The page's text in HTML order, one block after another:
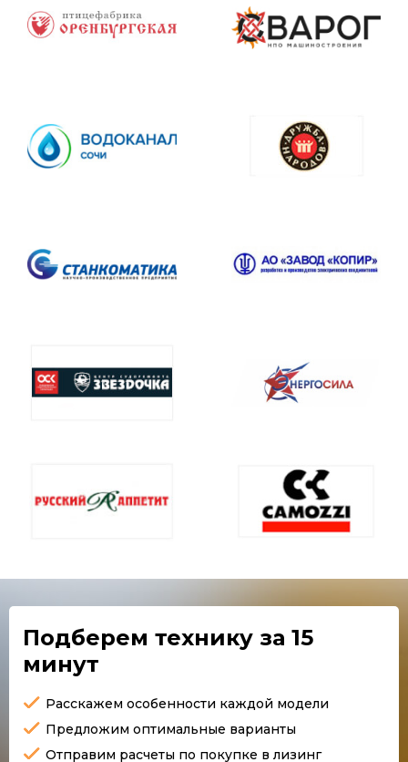
Подберем технику за 15
минут
Расскажем особенности каждой модели
Предложим оптимальные варианты
Отправим расчеты по покупке в лизинг